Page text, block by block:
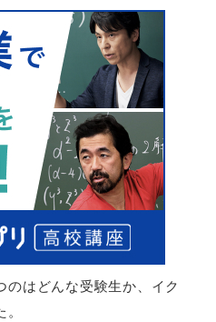
のはどんな受験生か、イク